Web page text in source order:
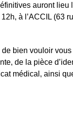
auront lieu
à l’ACCIL (63
bien vouloir
de la pièce
médical, ainsi